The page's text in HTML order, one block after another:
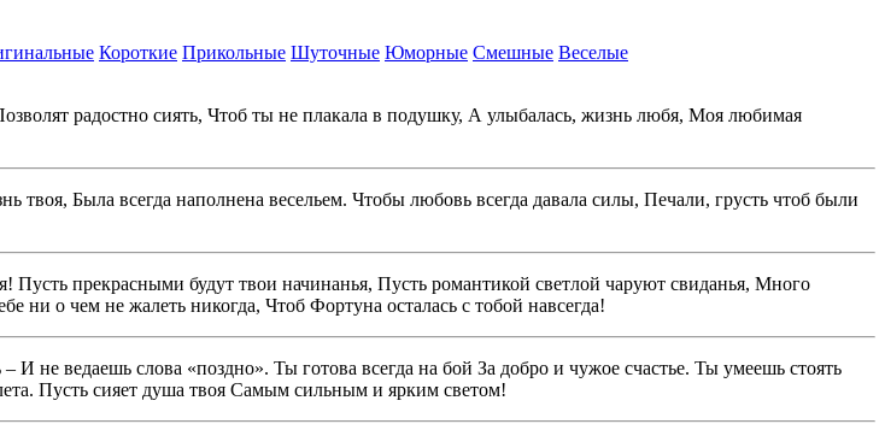
Короткие Прикольные Шуточные Юморные Смешные Веселые
радостно сиять, Чтоб ты не плакала в подушку, А улыбалась, жизнь любя, Моя любимая
Была всегда наполнена весельем. Чтобы любовь всегда давала силы, Печали, грусть чтоб были
прекрасными будут твои начинанья, Пусть романтикой светлой чаруют свиданья, Много
ни о чем не жалеть никогда, Чтоб Фортуна осталась с тобой навсегда!
ведаешь слова «поздно». Ты готова всегда на бой За добро и чужое счастье. Ты умеешь стоять
Пусть сияет душа твоя Самым сильным и ярким светом!